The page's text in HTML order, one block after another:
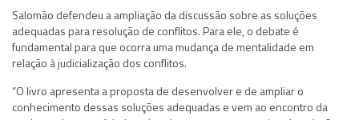
Salomão defendeu a ampliação da discussão sobre as soluções
adequadas para resolução de conflitos. Para ele, o debate é
fundamental para que ocorra uma mudança de mentalidade em
relação à judicialização dos conflitos.
“O livro apresenta a proposta de desenvolver e de ampliar o
conhecimento dessas soluções adequadas e vem ao encontro da